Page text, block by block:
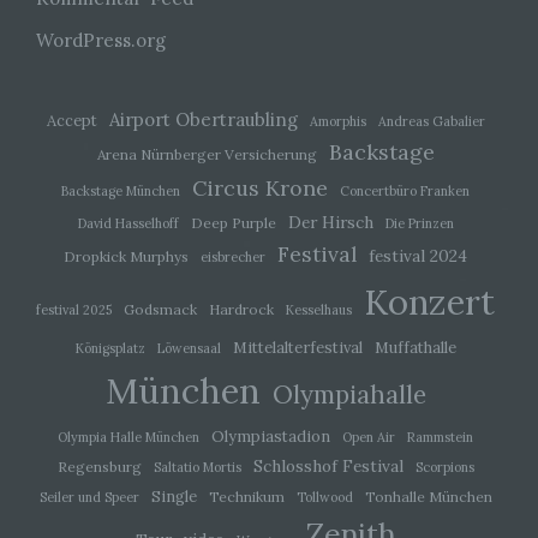
WordPress.org
Accept Airport Obertraubling Amorphis Andreas Gabalier
Arena Nürnberger Versicherung Backstage
Backstage München Circus Krone
Concertbüro Franken
David Hasselhoff
Deep Purple Der Hirsch Die Prinzen
Dropkick Murphys eisbrecher Festival festival 2024
festival 2025 Godsmack Hardrock Kesselhaus Konzert
Königsplatz Löwensaal Mittelalterfestival Muffathalle
München Olympiahalle
Olympia Halle München Olympiastadion Open Air Rammstein
Regensburg Saltatio Mortis Schlosshof Festival
Scorpions
Seiler und Speer
Single Technikum Tollwood Tonhalle München
Daten mit dem Ziel, ihre künftige Verarbeitung
einzuschränken.
Profiling ist jede Art der automatisierten
darin besteht, dass diese personenbezogenen
persönliche Aspekte, die sich auf eine natürliche
Person beziehen, zu bewerten, insbesondere,
um Aspekte bezüglich Arbeitsleistung,
wirtschaftlicher Lage, Gesundheit, persönlicher
Aufenthaltsort oder Ortswechsel dieser
natürlichen Person zu analysieren oder
vorherzusagen.